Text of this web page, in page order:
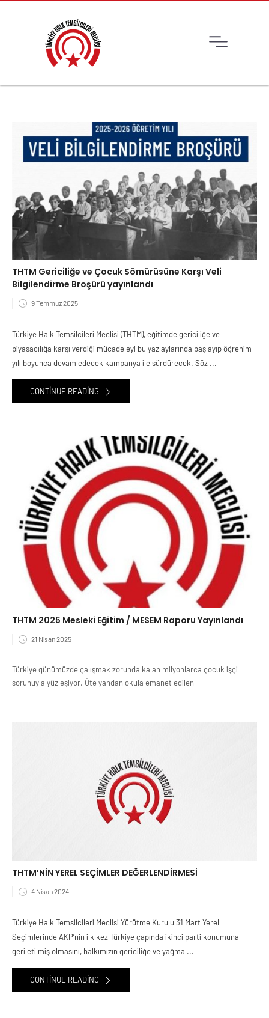
THTM Gericiliğe ve Çocuk Sömürüsüne Karşı Veli
Bilgilendirme Broşürü yayınlandı
9 Temmuz 2025
Türkiye Halk Temsilcileri Meclisi (THTM), eğitimde gericiliğe ve
piyasacılığa karşı verdiği mücadeleyi bu yaz aylarında başlayıp öğrenim
yılı boyunca devam edecek kampanya ile sürdürecek. Söz ...
CONTINUE READING
THTM 2025 Mesleki Eğitim / MESEM Raporu Yayınlandı
21 Nisan 2025
Türkiye günümüzde çalışmak zorunda kalan milyonlarca çocuk işçi
sorunuyla yüzleşiyor. Öte yandan okula emanet edilen
THTM’NİN YEREL SEÇİMLER DEĞERLENDİRMESİ
4 Nisan 2024
Türkiye Halk Temsilcileri Meclisi Yürütme Kurulu 31 Mart Yerel
Seçimlerinde AKP’nin ilk kez Türkiye çapında ikinci parti konumuna
geriletilmiş olmasını, halkımızın gericiliğe ve yağma ...
CONTINUE READING